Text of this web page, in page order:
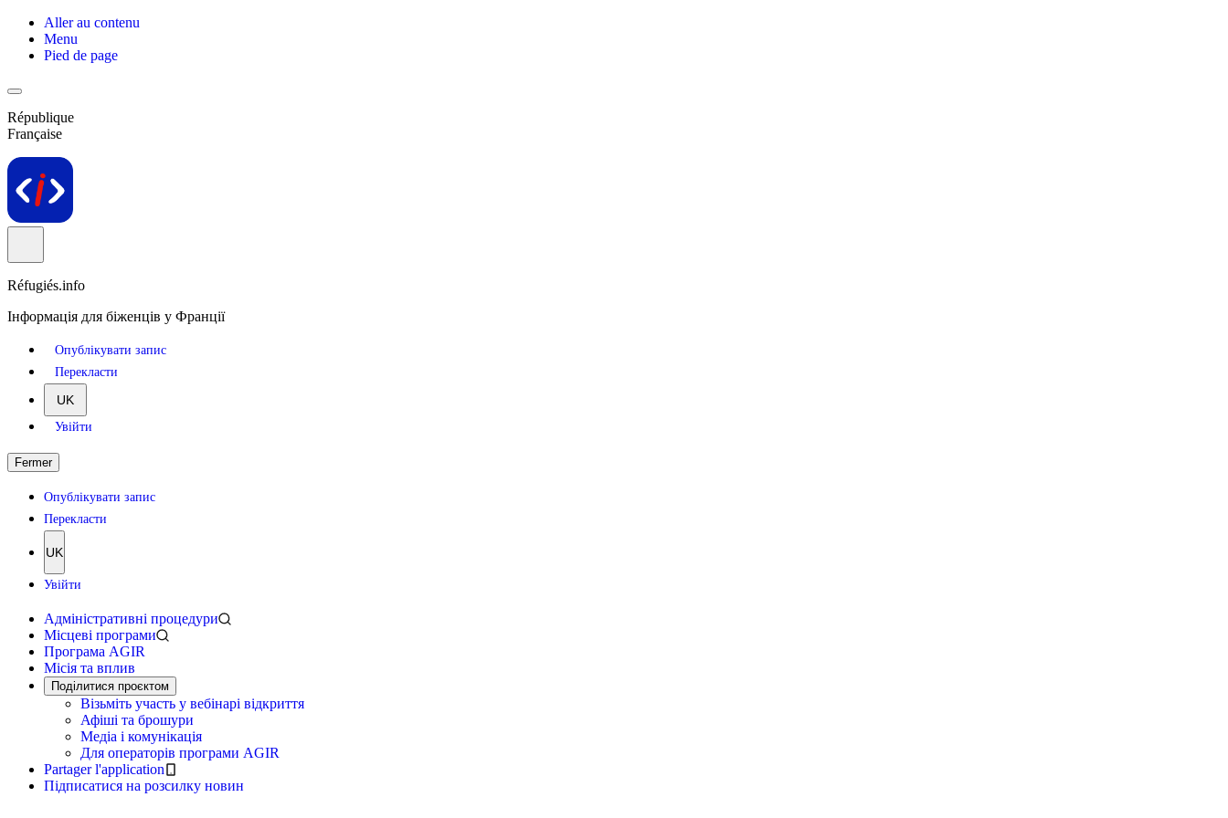
Aller au contenu
Menu
Pied de page
République
Française
Réfugiés.info
Інформація для біженців у Франції
Опублікувати запис
Перекласти
UK
Увійти
Fermer
Опублікувати запис
Перекласти
UK
Увійти
Адміністративні процедури
Місцеві програми
Програма AGIR
Місія та вплив
Поділитися проєктом
Візьміть участь у вебінарі відкриття
Афіші та брошури
Медіа і комунікація
Для операторів програми AGIR
Partager l'application
Підписатися на розсилку новин